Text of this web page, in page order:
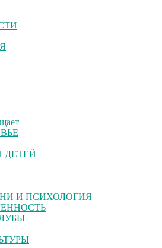
ДЕТЕЙ
И ПСИХОЛОГИЯ